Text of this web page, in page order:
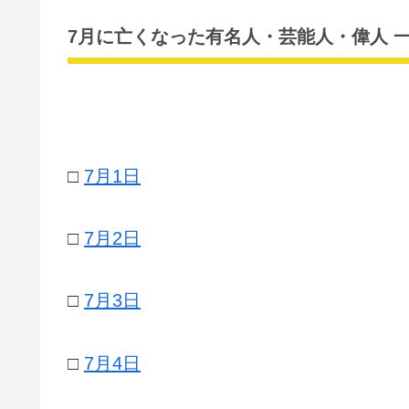
7月に亡くなった有名人・芸能人・偉人
□ 7月1日
□ 7月2日
□ 7月3日
□ 7月4日